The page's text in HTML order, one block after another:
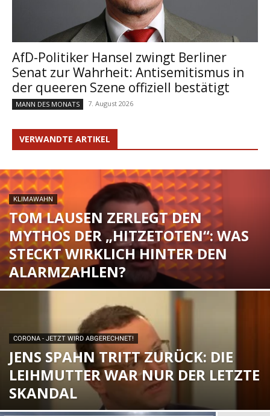
AfD-Politiker Hansel zwingt Berliner
Senat zur Wahrheit: Antisemitismus in
der queeren Szene offiziell bestätigt
MANN DES MONATS 7. August 2026
VERWANDTE ARTIKEL
KLIMAWAHN
TOM LAUSEN ZERLEGT DEN
MYTHOS DER „HITZETOTEN“: WAS
STECKT WIRKLICH HINTER DEN
ALARMZAHLEN?
CORONA - JETZT WIRD ABGERECHNET!
JENS SPAHN TRITT ZURÜCK: DIE
LEIHMUTTER WAR NUR DER LETZTE
SKANDAL